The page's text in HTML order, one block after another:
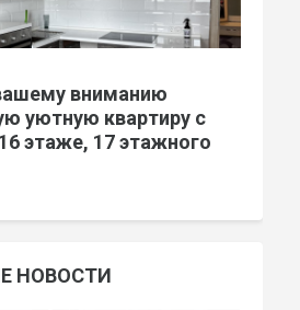
вниманию
уютную квартиру с
этаже, 17 этажного
НОВОСТИ